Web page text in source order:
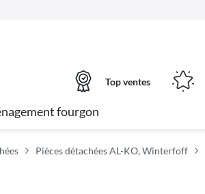
Top ventes
fourgon
Pièces détachées AL-KO, Winterfoff